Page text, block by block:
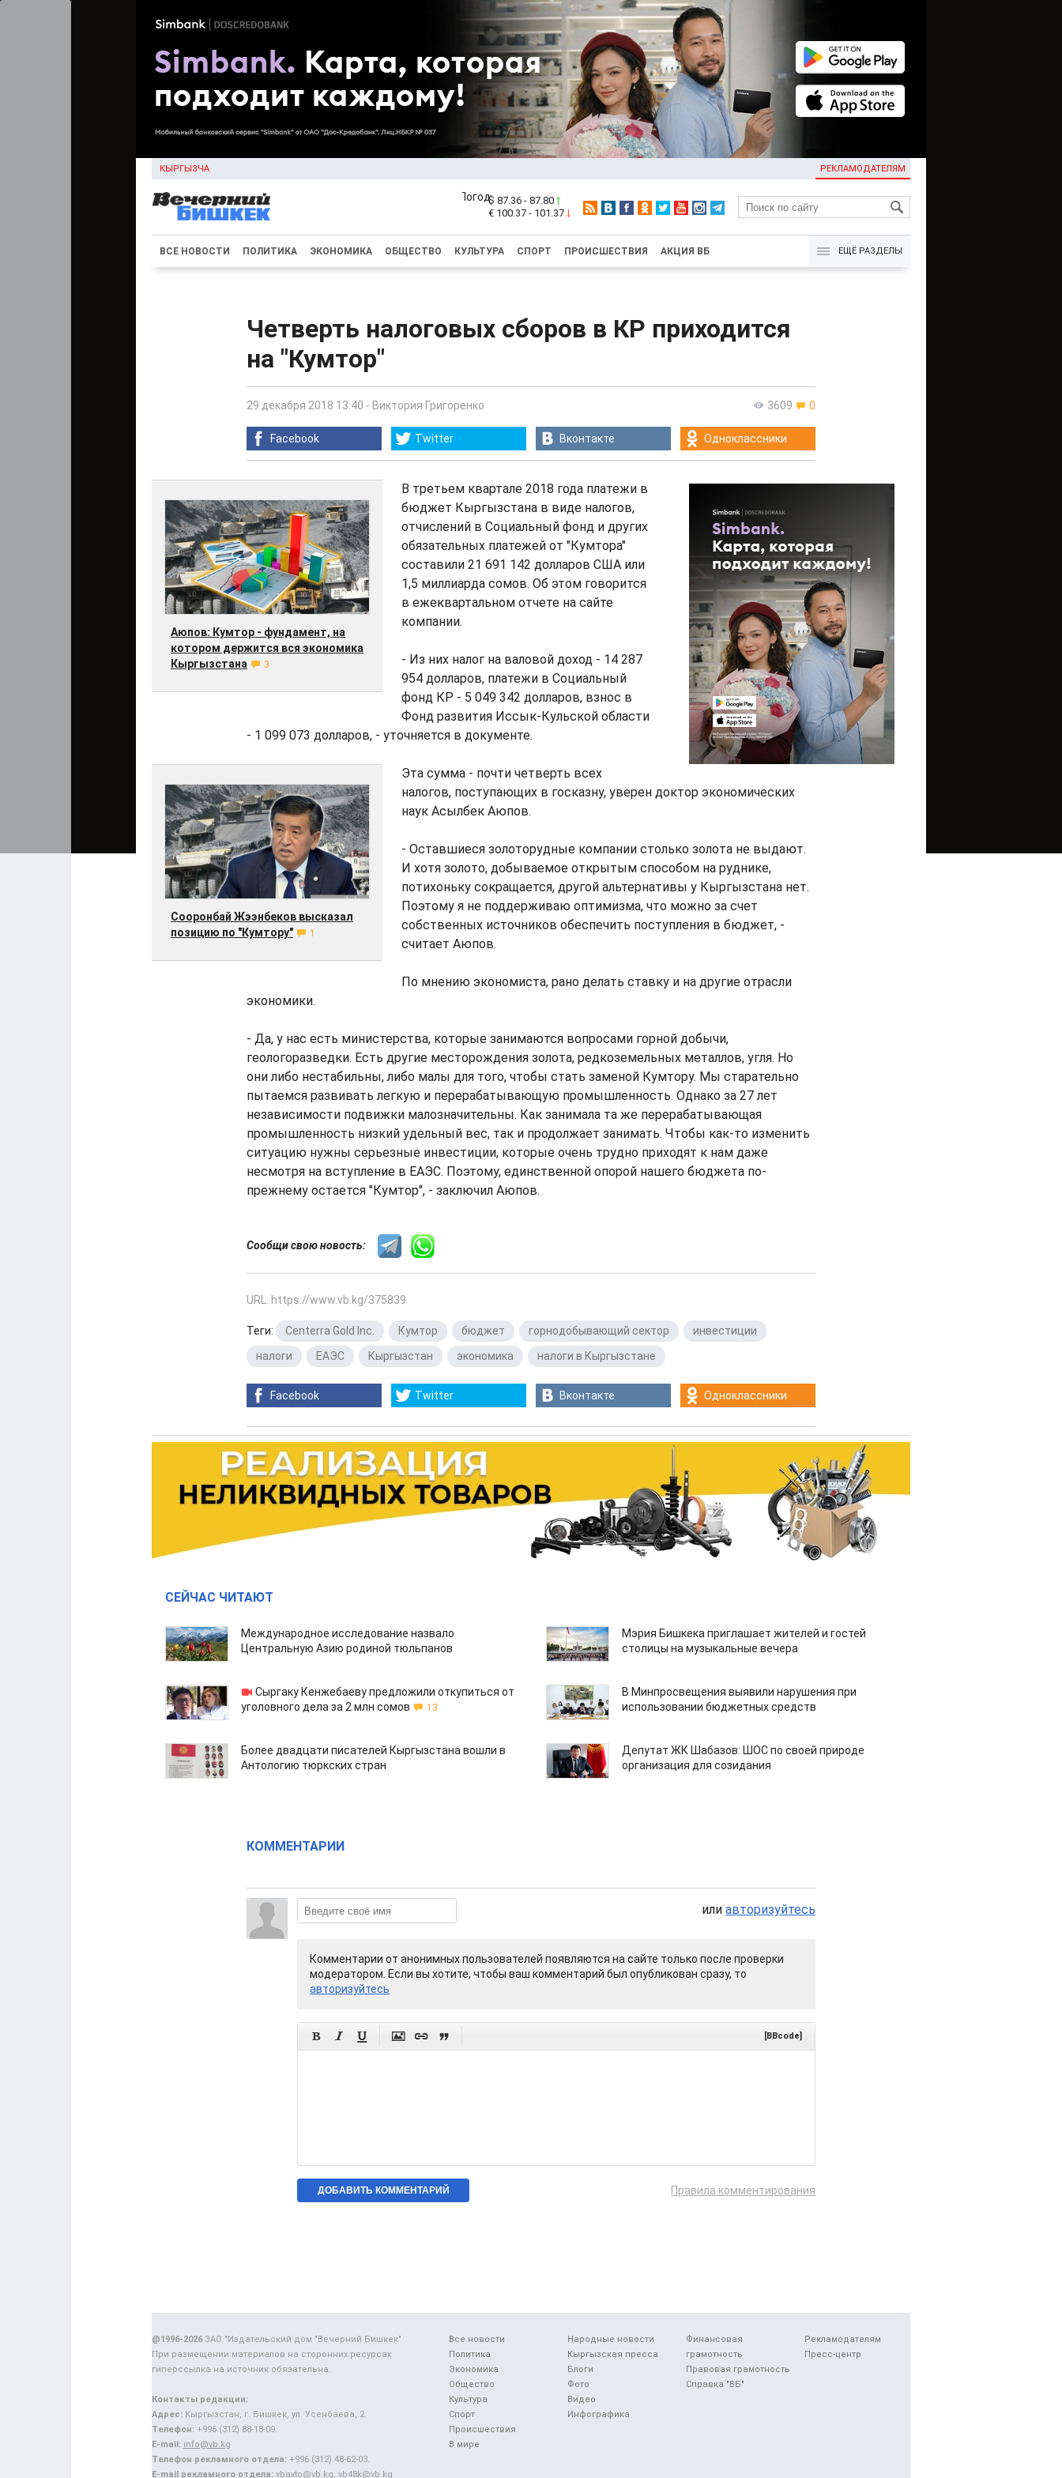
КЫРГЫЗЧА РЕКЛАМОДАТЕЛЯМ
KG
$ 87.36 - 87.80
€ 100.37 - 101.37
ВСЕ НОВОСТИ ПОЛИТИКА ЭКОНОМИКА ОБЩЕСТВО КУЛЬТУРА СПОРТ ПРОИСШЕСТВИЯ АКЦИЯ ВБ ЕЩЁ РАЗДЕЛЫ
Четверть налоговых сборов в КР приходится
на "Кумтор"
3609 0
29 декабря 2018 13:40 - Виктория Григоренко
Facebook Twitter Вконтакте Одноклассники
Аюпов: Кумтор - фундамент, на
котором держится вся экономика
Кыргызстана
3
В третьем квартале 2018 года платежи в
бюджет Кыргызстана в виде налогов,
отчислений в Социальный фонд и других
обязательных платежей от "Кумтора"
составили 21 691 142 долларов США или
1,5 миллиарда сомов. Об этом говорится
в ежеквартальном отчете на сайте
компании.
- Из них налог на валовой доход - 14 287
954 долларов, платежи в Социальный
фонд КР - 5 049 342 долларов, взнос в
Фонд развития Иссык-Кульской области
- 1 099 073 долларов, - уточняется в документе.
Сооронбай Жээнбеков высказал
позицию по "Кумтору"
1
Эта сумма - почти четверть всех
налогов, поступающих в госказну, уверен доктор экономических
наук Асылбек Аюпов.
- Оставшиеся золоторудные компании столько золота не выдают.
И хотя золото, добываемое открытым способом на руднике,
потихоньку сокращается, другой альтернативы у Кыргызстана нет.
Поэтому я не поддерживаю оптимизма, что можно за счет
собственных источников обеспечить поступления в бюджет, -
считает Аюпов.
По мнению экономиста, рано делать ставку и на другие отрасли
экономики.
- Да, у нас есть министерства, которые занимаются вопросами горной добычи,
геологоразведки. Есть другие месторождения золота, редкоземельных металлов, угля. Но
они либо нестабильны, либо малы для того, чтобы стать заменой Кумтору. Мы старательно
пытаемся развивать легкую и перерабатывающую промышленность. Однако за 27 лет
независимости подвижки малозначительны. Как занимала та же перерабатывающая
промышленность низкий удельный вес, так и продолжает занимать. Чтобы как-то изменить
ситуацию нужны серьезные инвестиции, которые очень трудно приходят к нам даже
несмотря на вступление в ЕАЭС. Поэтому, единственной опорой нашего бюджета по-
прежнему остается "Кумтор", - заключил Аюпов.
Сообщи свою новость:
URL: https://www.vb.kg/375839
Теги: Centerra Gold Inc. Кумтор бюджет горнодобывающий сектор инвестиции
налоги
ЕАЭС Кыргызстан экономика налоги в Кыргызстане
Facebook Twitter Вконтакте Одноклассники
СЕЙЧАС ЧИТАЮТ
Международное исследование назвало
Центральную Азию родиной тюльпанов
Мэрия Бишкека приглашает жителей и гостей
столицы на музыкальные вечера
Сыргаку Кенжебаеву предложили откупиться от
уголовного дела за 2 млн сомов
13
В Минпросвещения выявили нарушения при
использовании бюджетных средств
Более двадцати писателей Кыргызстана вошли в
Антологию тюркских стран
Депутат ЖК Шабазов: ШОС по своей природе
организация для созидания
КОММЕНТАРИИ
или авторизуйтесь
Комментарии от анонимных пользователей появляются на сайте только после проверки
модератором. Если вы хотите, чтобы ваш комментарий был опубликован сразу, то
авторизуйтесь
      [BBcode]
Правила комментирования
Все новости
Политика
Экономика
Общество
Культура
Спорт
Происшествия
В мире
Народные новости
Кыргызская пресса
Блоги
Фото
Видео
Инфографика
Финансовая
грамотность
Правовая грамотность
Справка "ВБ"
Рекламодателям
Пресс-центр
@1996-2026ЗАО "Издательский дом "Вечерний Бишкек"
При размещении материалов на сторонних ресурсах
гиперссылка на источник обязательна.
Контакты редакции:
Адрес: Кыргызстан, г. Бишкек, ул. Усенбаева, 2.
Телефон: +996 (312) 88-18-09.
E-mail: info@vb.kg
Телефон рекламного отдела: +996 (312) 48-62-03.
E-mail рекламного отдела: vbavto@vb.kg, vb48k@vb.kg